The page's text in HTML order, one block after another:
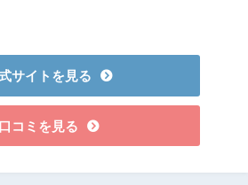
サイトを見る
口コミを見る